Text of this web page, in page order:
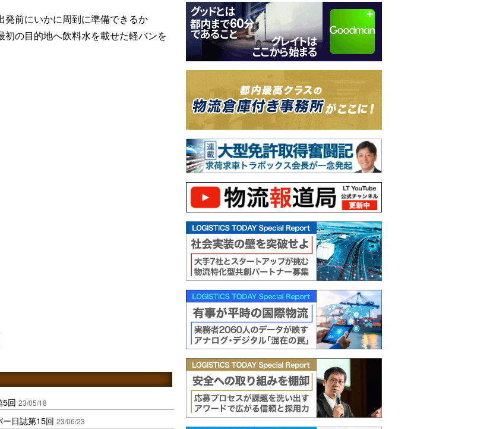
発前にいかに周到に準備できるか
の目的地へ飲料水を載せた軽バンを
5回 23/05/18
日誌第15回 23/06/23